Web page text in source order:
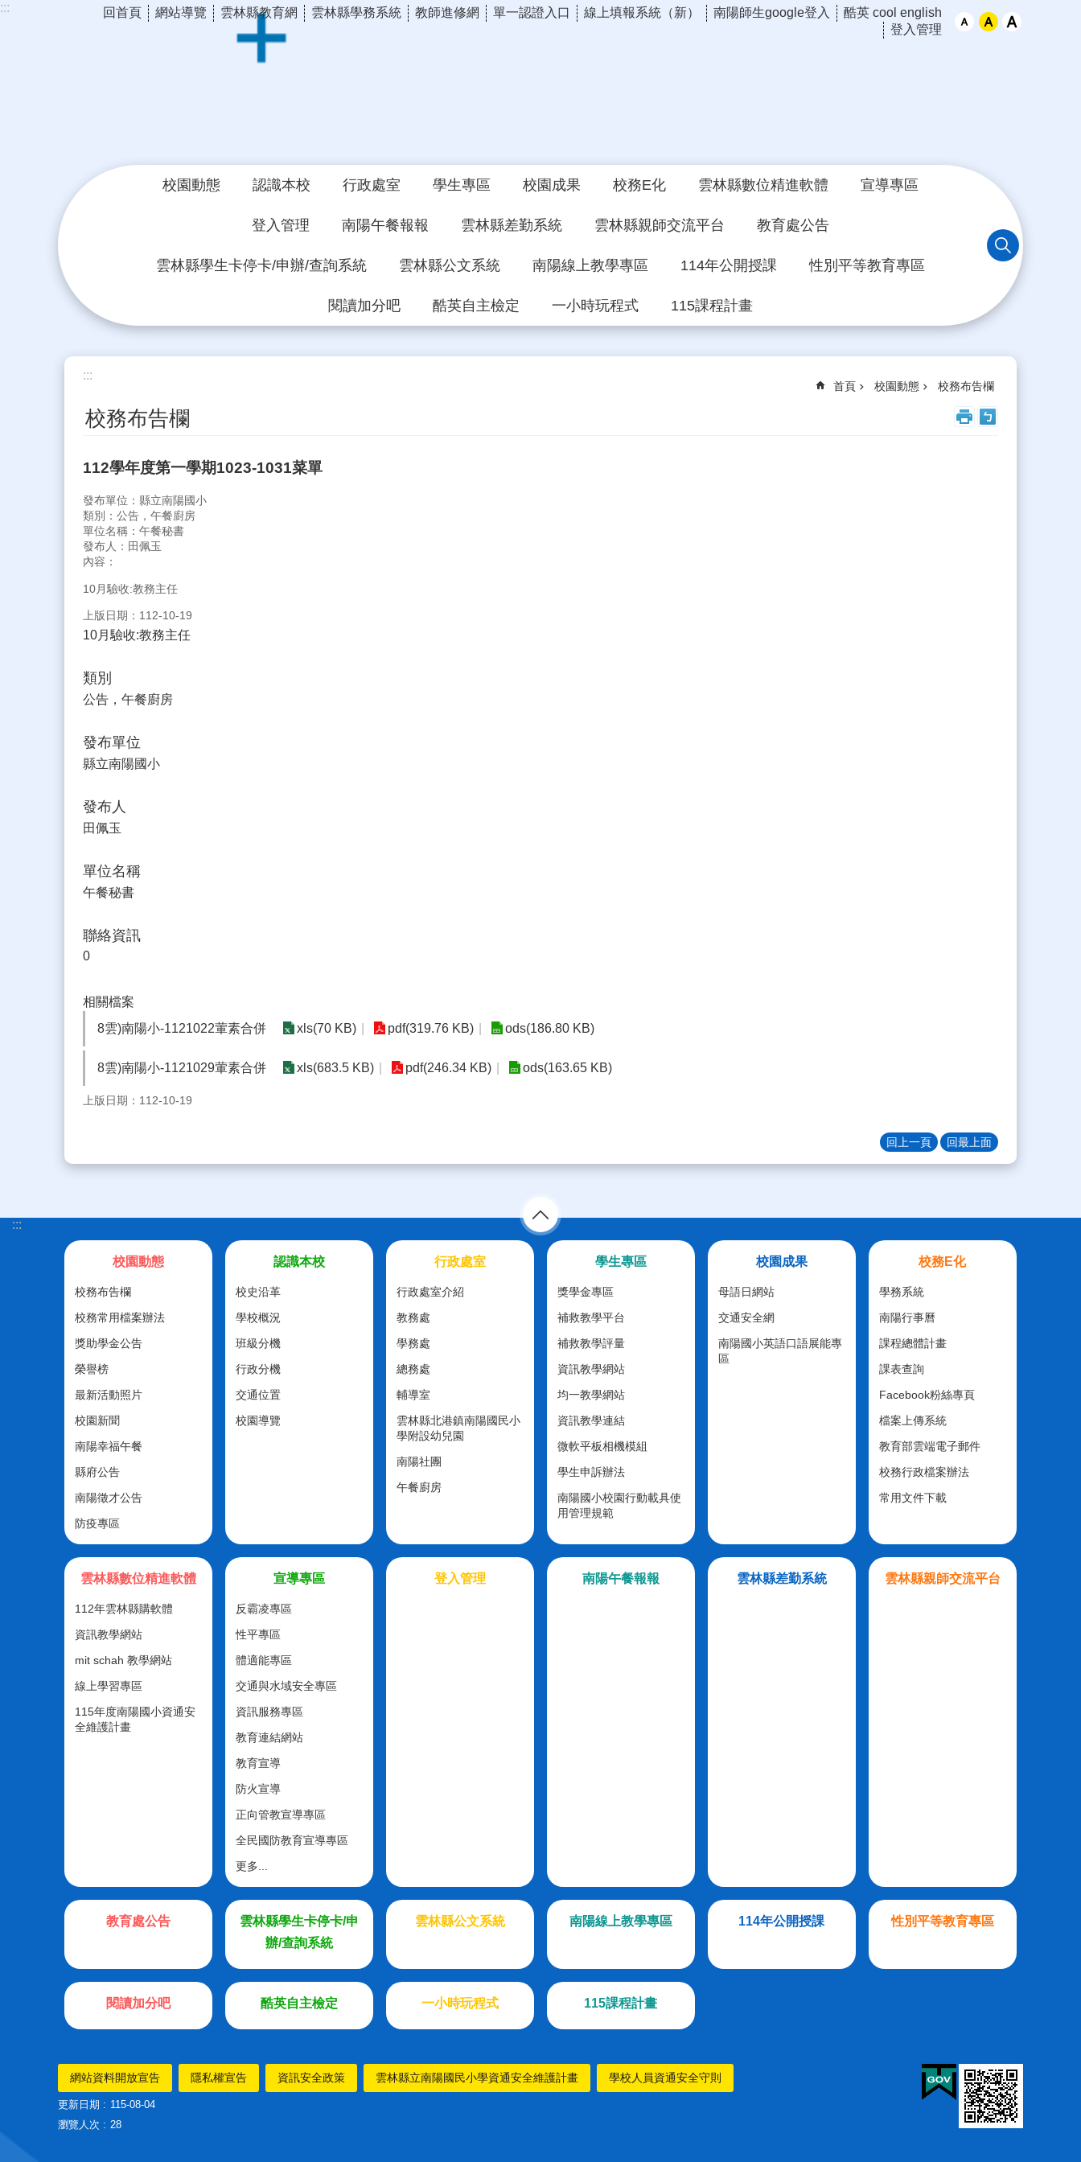
跳到主要內容區塊
::: 回首頁 網站導覽 雲林縣教育網 雲林縣學務系統 教師進修網 單一認證入口 線上填報系統（新） 南陽師生google登入
酷英 cool english
登入管理
校園動態 認識本校 行政處室 學生專區 校園成果 校務E化 雲林縣數位精進軟體 宣導專區
登入管理 南陽午餐報報 雲林縣差勤系統 雲林縣親師交流平台 教育處公告
雲林縣學生卡停卡/申辦/查詢系統 雲林縣公文系統 南陽線上教學專區 114年公開授課 性別平等教育專區
閱讀加分吧 酷英自主檢定 一小時玩程式 115課程計畫
:::
首頁 校園動態 校務布告欄
校務布告欄
112學年度第一學期1023-1031菜單
發布單位：縣立南陽國小
類別：公告，午餐廚房
單位名稱：午餐秘書
發布人：田佩玉
內容：
10月驗收:教務主任
上版日期：112-10-19
10月驗收:教務主任
類別
公告，午餐廚房
發布單位
縣立南陽國小
發布人
田佩玉
單位名稱
午餐秘書
聯絡資訊
0
相關檔案
8雲)南陽小-1121022葷素合併
xls(70 KB) pdf(319.76 KB) ods(186.80 KB)
8雲)南陽小-1121029葷素合併 xls(683.5 KB) pdf(246.34 KB) ods(163.65 KB)
上版日期：112-10-19
回上一頁 回最上面
:::
校園動態
校務布告欄
校務常用檔案辦法
獎助學金公告
榮譽榜
最新活動照片
校園新聞
南陽幸福午餐
縣府公告
南陽徵才公告
防疫專區
認識本校
校史沿革
學校概況
班級分機
行政分機
交通位置
校園導覽
行政處室
行政處室介紹
教務處
學務處
總務處
輔導室
雲林縣北港鎮南陽國民小
學附設幼兒園
南陽社團
午餐廚房
學生專區
獎學金專區
補救教學平台
補救教學評量
資訊教學網站
均一教學網站
資訊教學連結
微軟平板相機模組
學生申訴辦法
南陽國小校園行動載具使
用管理規範
校園成果
母語日網站
交通安全網
南陽國小英語口語展能專
區
校務E化
學務系統
南陽行事曆
課程總體計畫
課表查詢
Facebook粉絲專頁
檔案上傳系統
教育部雲端電子郵件
校務行政檔案辦法
常用文件下載
雲林縣數位精進軟體
112年雲林縣購軟體
資訊教學網站
mit schah 教學網站
線上學習專區
115年度南陽國小資通安
全維護計畫
宣導專區
反霸凌專區
性平專區
體適能專區
交通與水域安全專區
資訊服務專區
教育連結網站
教育宣導
防火宣導
正向管教宣導專區
全民國防教育宣導專區
更多...
登入管理 南陽午餐報報 雲林縣差勤系統 雲林縣親師交流平台
教育處公告
雲林縣學生卡停卡/申
辦/查詢系統
雲林縣公文系統 南陽線上教學專區 114年公開授課 性別平等教育專區
閱讀加分吧 酷英自主檢定 一小時玩程式 115課程計畫
網站資料開放宣告 隱私權宣告 資訊安全政策 雲林縣立南陽國民小學資通安全維護計畫 學校人員資通安全守則
更新日期
115-08-04
瀏覽人次
28